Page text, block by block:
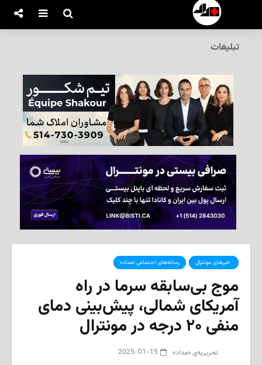
تبلیغات
‌ خبرهای مونترال رسانه‌های اجتماعی «مداد»
موج بی‌سابقه سرما در راه
آمریکای شمالی، پیش‌بینی دمای
منفی ۲۰ درجه در مونترال
تحریریه‌ی «مداد» 2025-01-15